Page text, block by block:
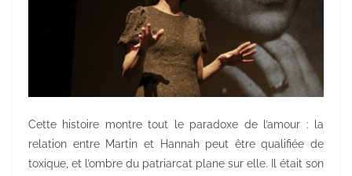
Cette histoire montre tout le paradoxe de l’amour : la
relation entre Martin et Hannah peut être qualifiée de
toxique, et l’ombre du patriarcat plane sur elle. Il était son